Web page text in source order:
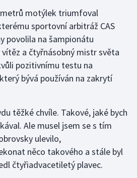
metrů motýlek triumfoval
sportovní arbitráž CAS
povolila na šampionátu
a čtyřnásobný mistr světa
pozitivnímu testu na
bývá používán na zakrytí
těžké chvíle. Takové, jaké bych
Ale musel jsem se s tím
ulevilo,
něco takového a stále byl
čtyřiadvacetiletý plavec.